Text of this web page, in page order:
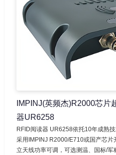
IMPINJ(英频杰)R2000芯
器UR6258
RFID阅读器 UR6258依托10年成熟
采用IMPINJ R2000/E710或国产芯
立天线功率可调，可选测温、国标/